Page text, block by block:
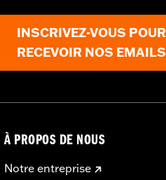
INSCRIVEZ-VOUS POUR
RECEVOIR NOS EMAILS
À PROPOS DE NOUS
Notre entreprise